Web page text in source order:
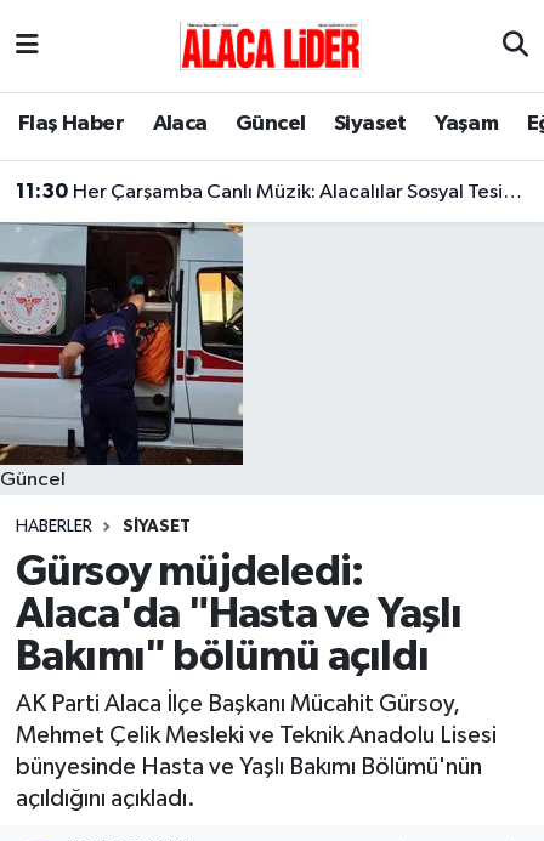
Flaş Haber Alaca Güncel Siyaset Yaşam
11:30 Her Çarşamba Canlı Müzik: Alacalılar Sosyal Tesislerde Buluşuyor!
Güncel
HABERLER SIYASET
Gürsoy müjdeledi:
Alaca'da "Hasta ve Yaşlı
Bakımı" bölümü açıldı
AK Parti Alaca İlçe Başkanı Mücahit Gürsoy,
Mehmet Çelik Mesleki ve Teknik Anadolu Lisesi
bünyesinde Hasta ve Yaşlı Bakımı Bölümü'nün
açıldığını açıkladı.
Çorum Nöbetçi Eczaneler
Çorum Trafik Yoğunluk Haritası
Süper Lig Puan Durumu ve Fikstür
Tüm Manşetler
Son Dakika Haberleri
Haber Arşivi